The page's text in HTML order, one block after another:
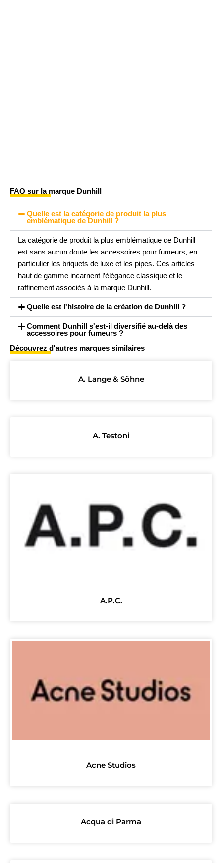
FAQ sur la marque Dunhill
Quelle est la catégorie de produit la plus
emblématique de Dunhill ?
La catégorie de produit la plus emblématique de Dunhill
est sans aucun doute les accessoires pour fumeurs, en
particulier les briquets de luxe et les pipes. Ces articles
haut de gamme incarnent l’élégance classique et le
raffinement associés à la marque Dunhill.
Quelle est l'histoire de la création de Dunhill ?
Comment Dunhill s'est-il diversifié au-delà des
accessoires pour fumeurs ?
Découvrez d'autres marques similaires
A. Lange & Söhne
A. Testoni
A.P.C.
Acne Studios
Acqua di Parma